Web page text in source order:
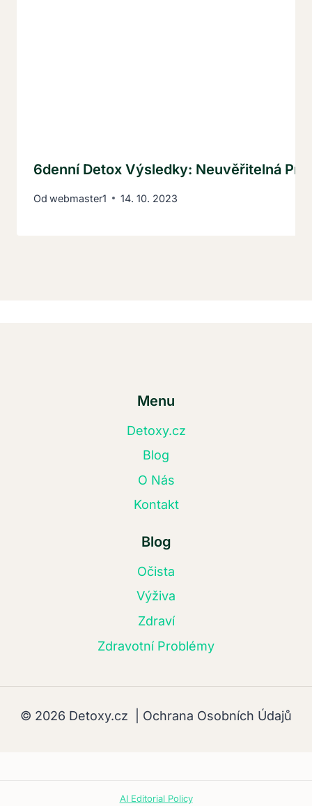
6denní Detox Výsledky: Neuvěřitelná
Od webmaster1 14. 10. 2023
Menu
Detoxy.cz
Blog
O Nás
Kontakt
Blog
Očista
Výživa
Zdraví
Zdravotní Problémy
© 2026 Detoxy.cz | Ochrana Osobních Údajů
AI Editorial Policy